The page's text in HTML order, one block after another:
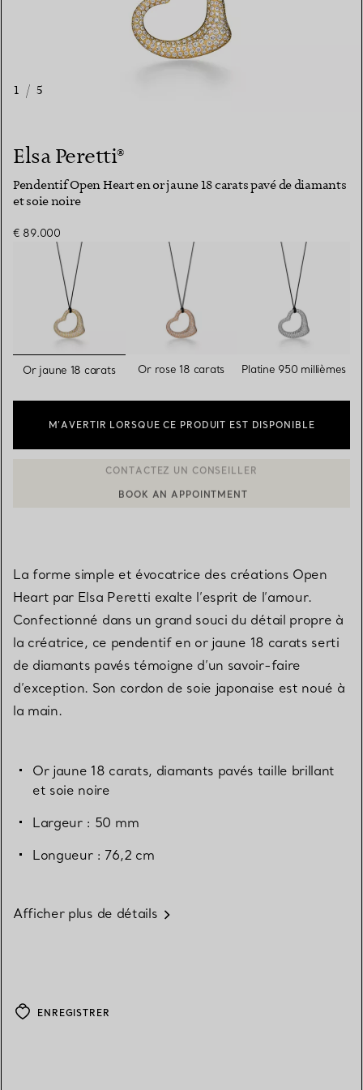
1 / 5
Elsa Peretti®
Pendentif Open Heart en or jaune 18 carats pavé de diamants
et soie noire
€ 89.000
sélectionnés
Or jaune 18 carats Or rose 18 carats Platine 950 millièmes
M’AVERTIR LORSQUE CE PRODUIT EST DISPONIBLE
CONTACTER UN CONSEILLER CLIENT OU PRENDRE RENDEZ-
La forme simple et évocatrice des créations Open
Heart par Elsa Peretti exalte l’esprit de l’amour.
Confectionné dans un grand souci du détail propre à
la créatrice, ce pendentif en or jaune 18 carats serti
de diamants pavés témoigne d’un savoir-faire
d’exception. Son cordon de soie japonaise est noué à
la main.
Or jaune 18 carats, diamants pavés taille brillant
et soie noire
Largeur : 50 mm
Longueur : 76,2 cm
Afficher plus de détails
ENREGISTRER